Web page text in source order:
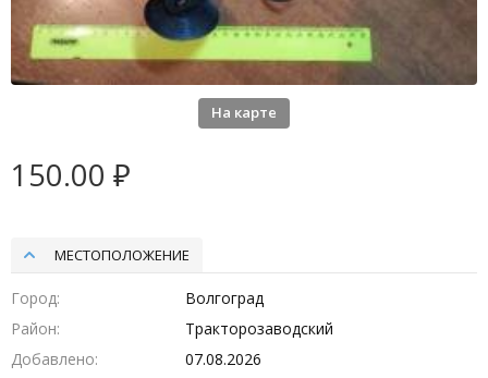
На карте
150.00 ₽
МЕСТОПОЛОЖЕНИЕ
Город
Волгоград
Район
Тракторозаводский
Добавлено
07.08.2026